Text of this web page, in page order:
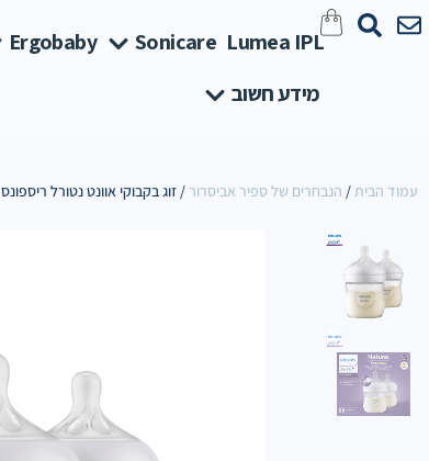
Lumea IPL
Sonicare
Ergobaby
מידע חשוב
עמוד הבית/ הנבחרים של ספיר אביסרור/ זוג בקבוקי אוונט נטורל ריספונס 125 מ"ל